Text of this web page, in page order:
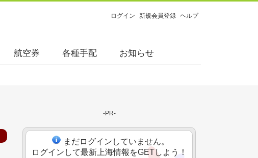
ログイン 新規会員登録 ヘルプ
航空券 各種手配 お知らせ
-PR-
まだログインしていません。
ログインして最新上海情報をGETしよう！